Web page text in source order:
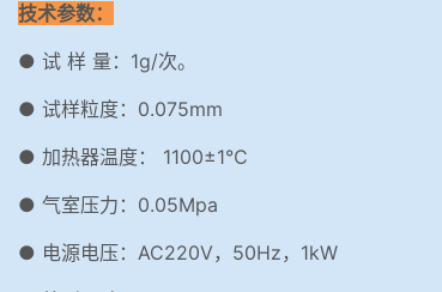
技术参数：
● 试 样 量：1g/次。
● 试样粒度：0.075mm
● 加热器温度： 1100±1℃
● 气室压力：0.05Mpa
● 电源电压：AC220V，50Hz，1kW